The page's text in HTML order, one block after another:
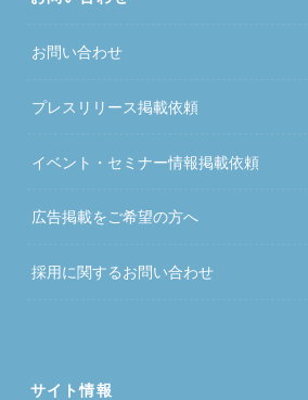
お問い合わせ
プレスリリース掲載依頼
イベント・セミナー情報掲載依頼
広告掲載をご希望の方へ
採用に関するお問い合わせ
サイト情報